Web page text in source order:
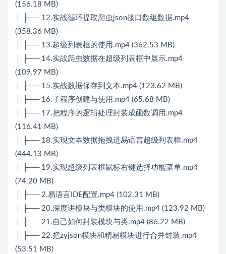
(156.18 MB)
│ ├── 12.实战循环提取爬虫json接口数组数据.mp4
(358.36 MB)
│ ├── 13.超级列表框的使用.mp4 (362.53 MB)
│ ├── 14.实战爬虫数据在超级列表框中展示.mp4
(109.97 MB)
│ ├── 15.实战数据保存到文本.mp4 (123.62 MB)
│ ├── 16.子程序创建与使用.mp4 (65.68 MB)
│ ├── 17.把程序的逻辑处理封装成函数调用.mp4
(116.41 MB)
│ ├── 18.实现文本数据拖拽进易语言超级列表框.mp4
(444.13 MB)
│ ├── 19.实现超级列表框鼠标右键选择功能菜单.mp4
(74.20 MB)
│ ├── 2.易语言IDE配置.mp4 (102.31 MB)
│ ├── 20.深度讲模块与类模块的使用.mp4 (123.92 MB)
│ ├── 21.自己如何封装模块与类.mp4 (86.22 MB)
│ ├── 22.把zyjson模块和精易模块进行合并封装.mp4
(53.51 MB)